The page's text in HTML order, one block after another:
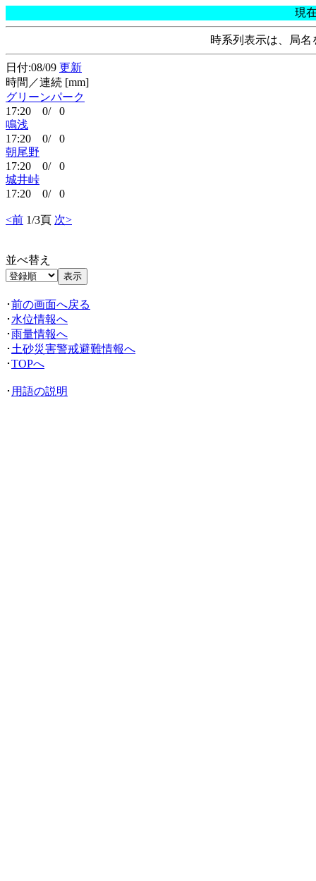
現
時系列表示は、局
日付:08/09 更新
時間／連続 [mm]
グリーンパーク
17:20 0/ 0
鳴浅
17:20 0/ 0
朝尾野
17:20 0/ 0
城井峠
17:20 0/ 0
<前 1/3頁 次>
並べ替え
･前の画面へ戻る
･ 水位情報へ
･雨量情報へ
･ 土砂災害警戒避難情報へ
･TOPへ
･ 用語の説明